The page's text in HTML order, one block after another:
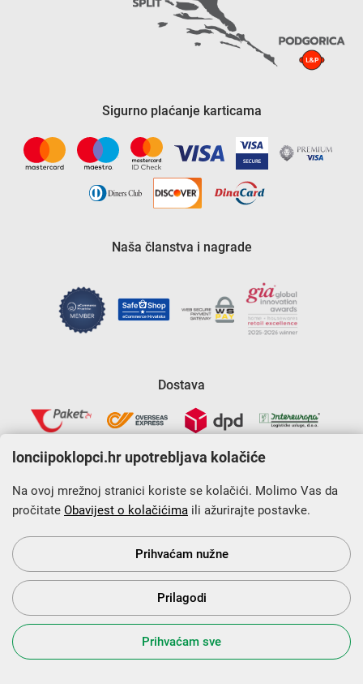
Sigurno plaćanje karticama
Naša članstva i nagrade
Dostava
Krajnji primatelj financijskog instrumenta sufinanciranog iz
Europskog fonda za regionalni razvoj u sklopu Operativnog
programa „Konkurentnost i kohezija”.
s Vama od 2014. godine!
lonciipoklopci.hr upotrebljava kolačiće
Na ovoj mrežnoj stranici koriste se kolačići. Molimo Vas da
pročitate Obavijest o kolačićima ili ažurirajte postavke.
Prihvaćam nužne
Prilagodi
Prihvaćam sve